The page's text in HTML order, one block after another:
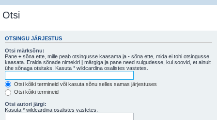
Otsi
OTSINGU JÄRJESTUS
Otsi märksõnu:
Pane + sõna ette, mille peab otsingusse kaasama ja - sõna ette, mida ei tohi otsingusse
kaasata. Eralda sõnade nimekiri | märgiga ja pane need sulgudesse, kui soovid, et ainult
ühe sõnaga otsitaks. Kasuta * wildcardina osalistes vastetes.
Otsi kõiki termineid või kasuta sõnu selles samas järjestuses
Otsi kõiki termineid
Otsi autori järgi:
Kasuta * wildcardina osalistes vastetes.